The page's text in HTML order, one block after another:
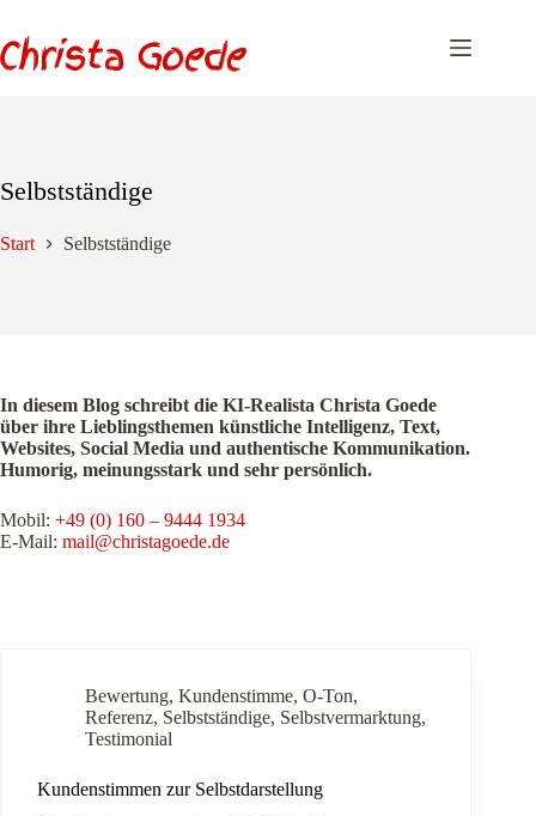
springen
Selbstständige
Start Selbstständige
In diesem Blog schreibt die KI-Realista Christa Goede
über ihre Lieblingsthemen künstliche Intelligenz, Text,
Websites, Social Media und authentische Kommunikation.
Humorig, meinungsstark und sehr persönlich.
Mobil: +49 (0) 160 – 9444 1934
E-Mail: mail@christagoede.de
Bewertung, Kundenstimme, O-Ton,
Referenz, Selbstständige, Selbstvermarktung,
Testimonial
Kundenstimmen zur Selbstdarstellung